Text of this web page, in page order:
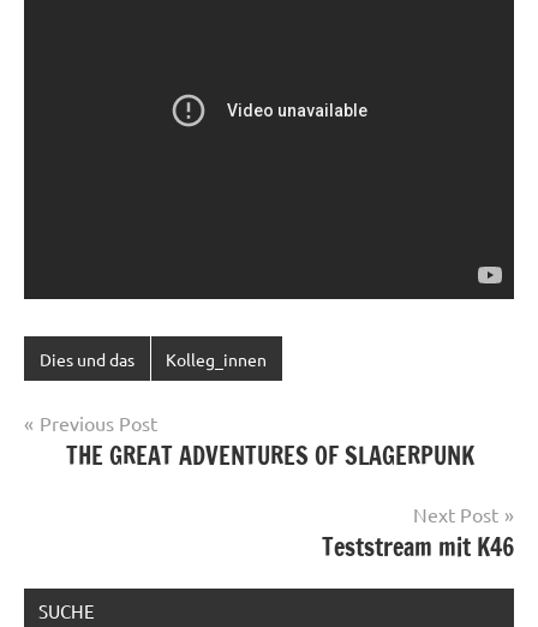
Dies und das Kolleg_innen
Post
navigation
Previous Post
THE GREAT ADVENTURES OF SLAGERPUNK
Next Post
Teststream mit K46
SUCHE